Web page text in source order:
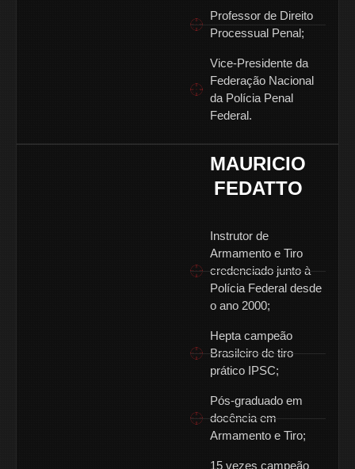
Professor de Direito
Processual Penal;
Vice-Presidente da
Federação Nacional
da Polícia Penal
Federal.
MAURICIO
FEDATTO
Instrutor de
Armamento e Tiro
credenciado junto à
Polícia Federal desde
o ano 2000;
Hepta campeão
Brasileiro de tiro
prático IPSC;
Pós-graduado em
docência em
Armamento e Tiro;
15 vezes campeão